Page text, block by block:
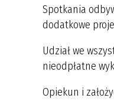
Spotkania
dodatkowe
Udział we
nieodpłatne
Opiekun i